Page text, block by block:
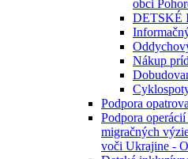
obci
DETSKÉ
Nákup
Podpora
Podpora
migračných
voči Ukrajine -